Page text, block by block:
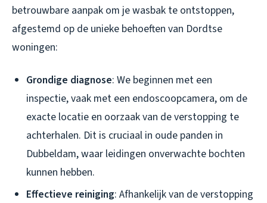
betrouwbare aanpak om je wasbak te ontstoppen,
afgestemd op de unieke behoeften van Dordtse
woningen:
Grondige diagnose: We beginnen met een
inspectie, vaak met een endoscoopcamera, om de
exacte locatie en oorzaak van de verstopping te
achterhalen. Dit is cruciaal in oude panden in
Dubbeldam, waar leidingen onverwachte bochten
kunnen hebben.
Effectieve reiniging: Afhankelijk van de verstopping